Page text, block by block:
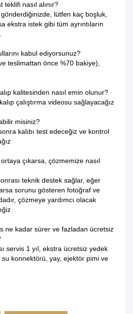
nasıl alınır?
lütfen kaç boşluk,
ekstra istek gibi tüm ayrıntıların
kabul ediyorsunuz?
teslimattan önce %70 bakiye),
kalitesinden nasıl emin olunur?
çalıştırma videosu sağlayacağız
misiniz?
kalıbı test edeceğiz ve kontrol
çıkarsa, çözmemize nasıl
teknik destek sağlar, eğer
sorunu gösteren fotoğraf ve
çözmeye yardımcı olacak
ne kadar sürer ve fazladan ücretsiz
servis 1 yıl, ekstra ücretsiz yedek
konnektörü, yay, ejektör pimi ve